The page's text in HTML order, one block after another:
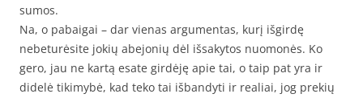
sumos.
Na, o pabaigai – dar vienas argumentas, kurį išgirdę
nebeturėsite jokių abejonių dėl išsakytos nuomonės. Ko
gero, jau ne kartą esate girdėję apie tai, o taip pat yra ir
didelė tikimybė, kad teko tai išbandyti ir realiai, jog prekių